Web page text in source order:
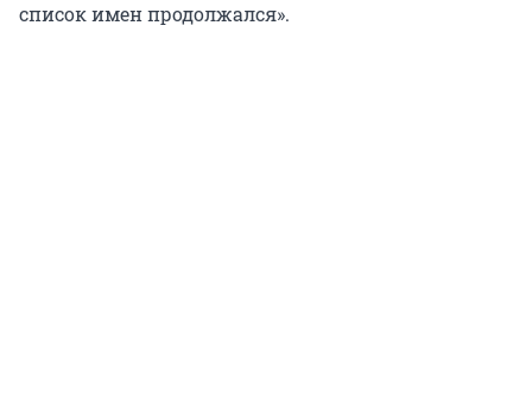
список имен продолжался».